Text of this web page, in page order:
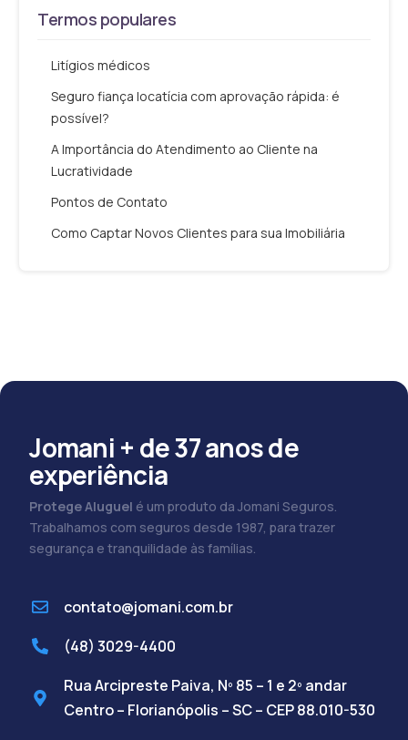
Termos populares
Litígios médicos
Seguro fiança locatícia com aprovação rápida: é
possível?
A Importância do Atendimento ao Cliente na
Lucratividade
Pontos de Contato
Como Captar Novos Clientes para sua Imobiliária
Jomani + de 37 anos de
experiência
Protege Aluguel é um produto da Jomani Seguros.
Trabalhamos com seguros desde 1987, para trazer
segurança e tranquilidade às famílias.
contato@jomani.com.br
(48) 3029-4400
Rua Arcipreste Paiva, Nº 85 – 1 e 2º andar
Centro – Florianópolis – SC – CEP 88.010-530